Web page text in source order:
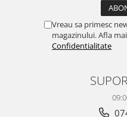
UNICOLORSVreau sa primesc
magazinului. Afla
Confidentialitate